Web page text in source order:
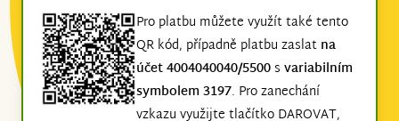
Pro platbu můžete využít také tento
QR kód, případně platbu zaslat na
účet 4004040040/5500s variabilním
symbolem 3197. Pro zanechání
vzkazu využijte tlačítko DAROVAT,